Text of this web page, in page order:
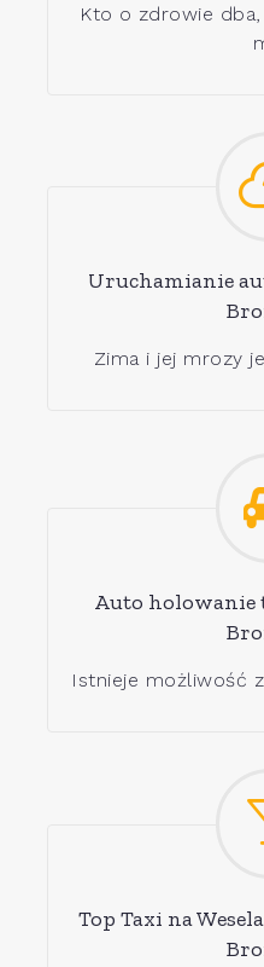
Kto o zdrowie
Uruchamianie
Zima i jej mrozy
Auto holowanie
Istnieje możliwość
Top Taxi na